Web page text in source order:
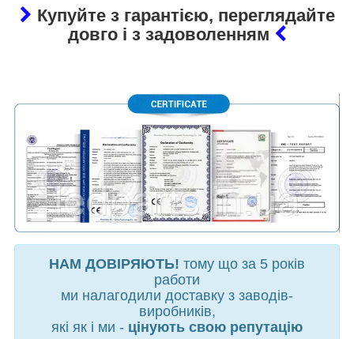
Купуйте з гарантією, переглядайте
довго і з задоволенням
НАМ ДОВІРЯЮТЬ! тому що за 5 років
работи
ми налагодили доставку з заводів-
виробників,
які як і ми - цінують свою репутацію